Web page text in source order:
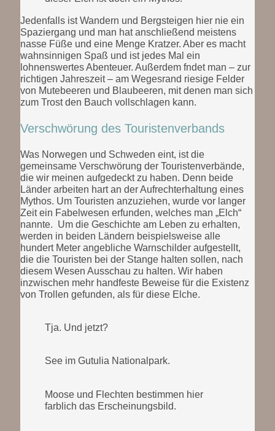
Jedenfalls ist Wandern und Bergsteigen hier nie ein
Spaziergang und man hat anschließend meistens
nasse Füße und eine Menge Kratzer. Aber es macht
wahnsinnigen Spaß und ist jedes Mal ein
lohnenswertes Abenteuer. Außerdem fndet man – zur
richtigen Jahreszeit – am Wegesrand riesige Felder
von Mutebeeren und Blaubeeren, mit denen man sich
zum Trost den Bauch vollschlagen kann.
Verschwörung des Touristenverbands
Was Norwegen und Schweden eint, ist die
gemeinsame Verschwörung der Touristenverbände,
die wir meinen aufgedeckt zu haben. Denn beide
Länder arbeiten hart an der Aufrechterhaltung eines
Mythos. Um Touristen anzuziehen, wurde vor langer
Zeit ein Fabelwesen erfunden, welches man „Elch“
nannte. Um die Geschichte am Leben zu erhalten,
werden in beiden Ländern beispielsweise alle
hundert Meter angebliche Warnschilder aufgestellt,
die die Touristen bei der Stange halten sollen, nach
diesem Wesen Ausschau zu halten. Wir haben
inzwischen mehr handfeste Beweise für die Existenz
von Trollen gefunden, als für diese Elche.
Tja. Und jetzt?
See im Gutulia Nationalpark.
Moose und Flechten bestimmen hier
farblich das Erscheinungsbild.